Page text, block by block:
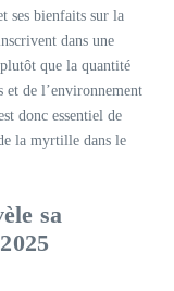
ses bienfaits sur la
dans une
que la quantité
et de l’environnement
donc essentiel de
la myrtille dans le
sa